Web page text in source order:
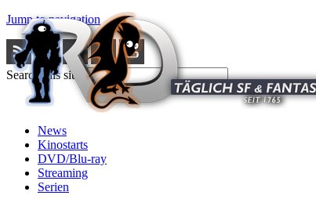
Jump to navigation
Search this site
News
Kinostarts
DVD/Blu-ray
Streaming
Serien